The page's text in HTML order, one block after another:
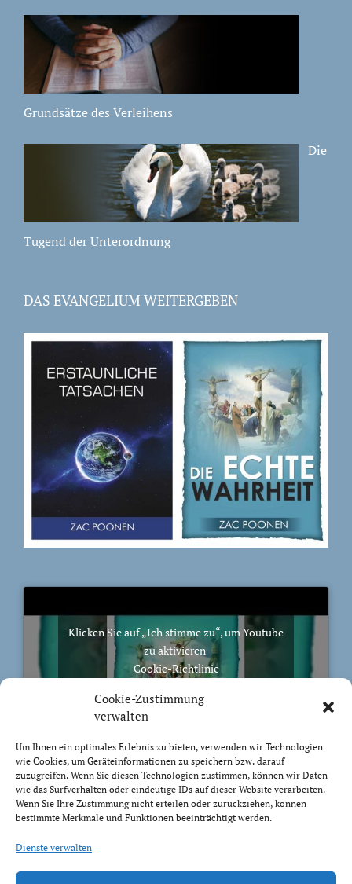
Cookie-Zustimmung
verwalten
Um Ihnen ein optimales Erlebnis zu bieten, verwenden wir Technologien
wie Cookies, um Geräteinformationen zu speichern bzw. darauf
zuzugreifen. Wenn Sie diesen Technologien zustimmen, können wir Daten
wie das Surfverhalten oder eindeutige IDs auf dieser Website verarbeiten.
Wenn Sie Ihre Zustimmung nicht erteilen oder zurückziehen, können
bestimmte Merkmale und Funktionen beeinträchtigt werden.
Dienste verwalten
Grundsätze des Verleihens
Die
Tugend der Unterordnung
DAS EVANGELIUM WEITERGEBEN
Klicken Sie auf „Ich stimme zu“, um Youtube
zu aktivieren
Cookie-Richtlinie
Ich stimme zu
BIBELVERS DES TAGES
euch tragen, bis ihr grau werdet. Ich habe es getan; ich
will heben und tragen und erretten.